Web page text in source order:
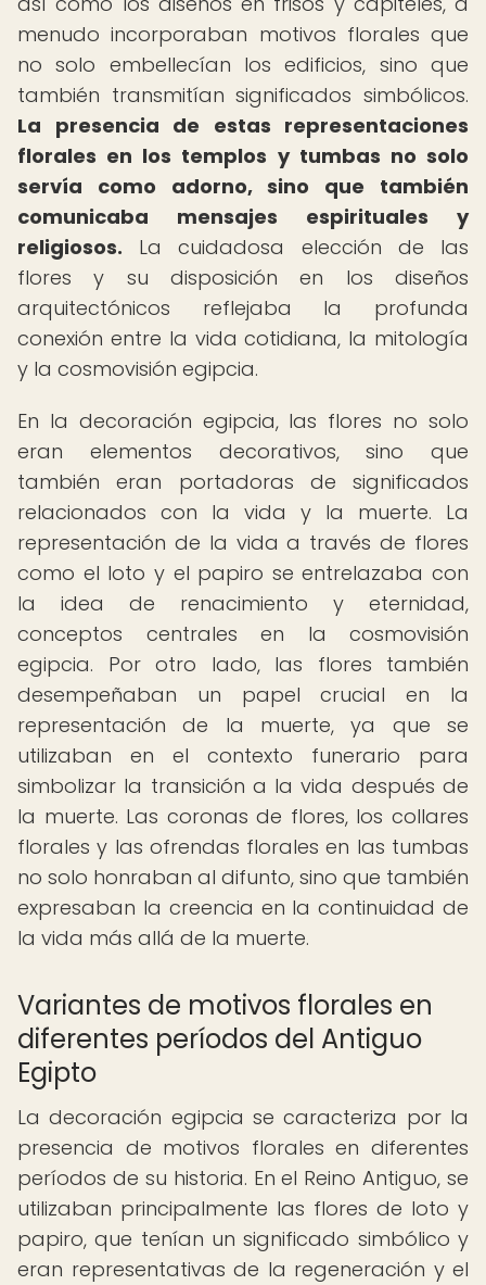
menudo incorporaban motivos florales que
no solo embellecían los edificios, sino que
también transmitían significados simbólicos.
La presencia de estas representaciones
florales en los templos y tumbas no solo
servía como adorno, sino que también
comunicaba mensajes espirituales y
religiosos. La cuidadosa elección de las
flores y su disposición en los diseños
arquitectónicos reflejaba la profunda
conexión entre la vida cotidiana, la mitología
y la cosmovisión egipcia.
En la decoración egipcia, las flores no solo
eran elementos decorativos, sino que
también eran portadoras de significados
relacionados con la vida y la muerte. La
representación de la vida a través de flores
como el loto y el papiro se entrelazaba con
la idea de renacimiento y eternidad,
conceptos centrales en la cosmovisión
egipcia. Por otro lado, las flores también
desempeñaban un papel crucial en la
representación de la muerte, ya que se
utilizaban en el contexto funerario para
simbolizar la transición a la vida después de
la muerte. Las coronas de flores, los collares
florales y las ofrendas florales en las tumbas
no solo honraban al difunto, sino que también
expresaban la creencia en la continuidad de
la vida más allá de la muerte.
Variantes de motivos florales en
diferentes períodos del Antiguo
Egipto
La decoración egipcia se caracteriza por la
presencia de motivos florales en diferentes
períodos de su historia. En el Reino Antiguo, se
utilizaban principalmente las flores de loto y
papiro, que tenían un significado simbólico y
eran representativas de la regeneración y el